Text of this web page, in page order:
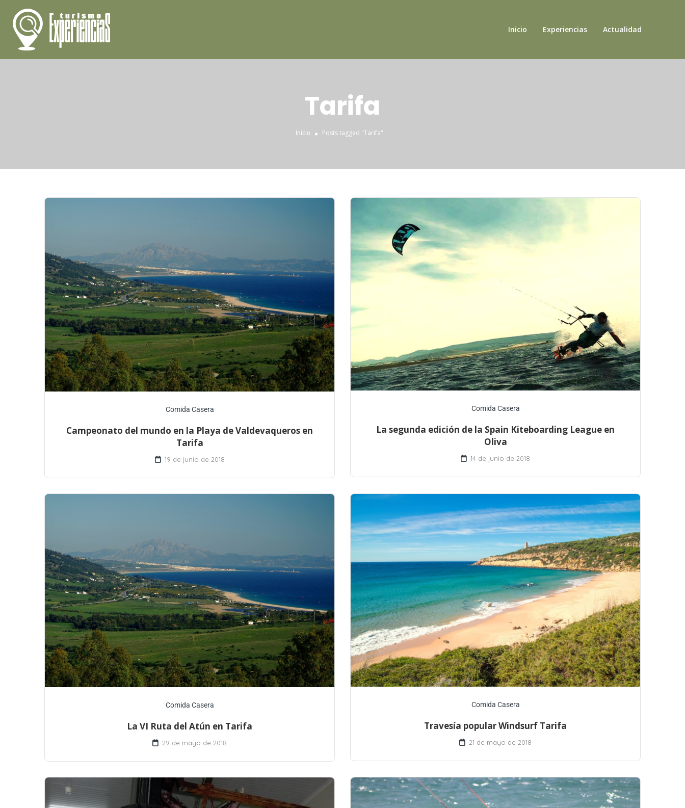
Inicio Experiencias Actualidad
Tarifa
Inicio Posts tagged "Tarifa"
Comida Casera
Campeonato del mundo en la Playa de Valdevaqueros en
Tarifa
19 de junio de 2018
Comida Casera
La segunda edición de la Spain Kiteboarding League en
Oliva
14 de junio de 2018
Comida Casera
La VI Ruta del Atún en Tarifa
29 de mayo de 2018
Comida Casera
Travesía popular Windsurf Tarifa
21 de mayo de 2018